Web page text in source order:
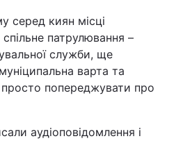
серед киян місці
спільне патрулювання –
служби, ще
варта та
просто попереджувати про
аудіоповідомлення і